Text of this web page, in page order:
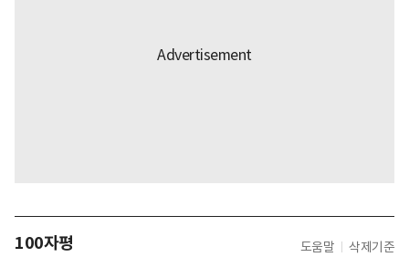
100자평 도움말 삭제기준